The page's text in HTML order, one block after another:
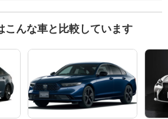
こんな車と比較しています